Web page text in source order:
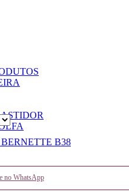
BERNETTE B38
no WhatsApp